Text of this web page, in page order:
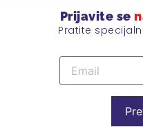
Prijavite se
Pratite